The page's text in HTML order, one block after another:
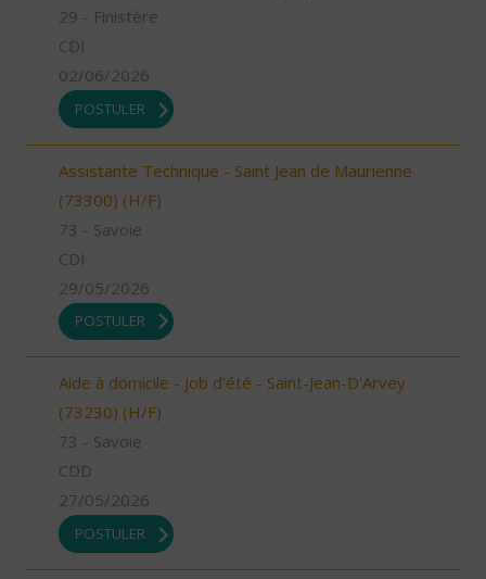
29 - Finistère
CDI
02/06/2026
POSTULER
Assistante Technique - Saint Jean de Maurienne
(73300) (H/F)
73 - Savoie
CDI
29/05/2026
POSTULER
Aide à domicile - Job d'été - Saint-Jean-D'Arvey
(73230) (H/F)
73 - Savoie
CDD
27/05/2026
POSTULER